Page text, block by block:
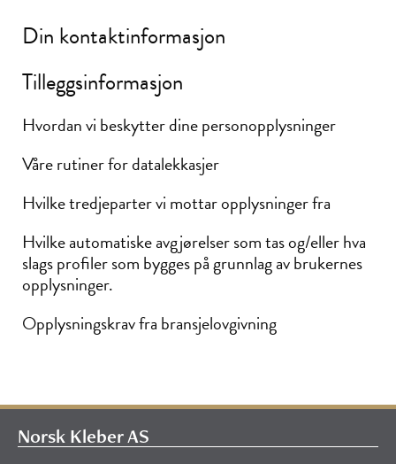
Din kontaktinformasjon
Tilleggsinformasjon
Hvordan vi beskytter dine personopplysninger
Våre rutiner for datalekkasjer
Hvilke tredjeparter vi mottar opplysninger fra
Hvilke automatiske avgjørelser som tas og/eller hva
slags profiler som bygges på grunnlag av brukernes
opplysninger.
Opplysningskrav fra bransjelovgivning
Norsk Kleber AS